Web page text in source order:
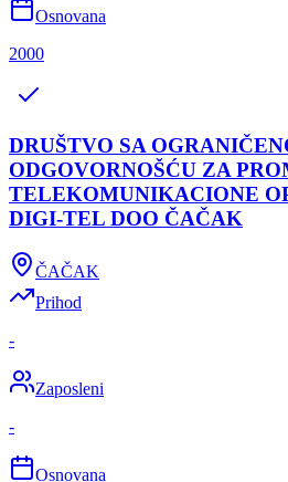
Osnovana
2000
DRUŠTVO SA
ODGOVORNOŠĆU ZA
TELEKOMUNIKACIONE
DIGI-TEL DOO ČAČAK
ČAČAK
Prihod
-
Zaposleni
-
Osnovana